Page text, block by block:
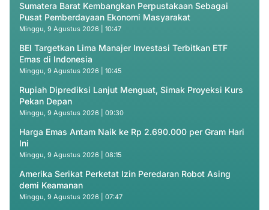
Sumatera Barat Kembangkan Perpustakaan Sebagai
Pusat Pemberdayaan Ekonomi Masyarakat
Minggu, 9 Agustus 2026 | 10:47
BEI Targetkan Lima Manajer Investasi Terbitkan ETF
Emas di Indonesia
Minggu, 9 Agustus 2026 | 10:45
Rupiah Diprediksi Lanjut Menguat, Simak Proyeksi Kurs
Pekan Depan
Minggu, 9 Agustus 2026 | 09:30
Harga Emas Antam Naik ke Rp 2.690.000 per Gram Hari
Ini
Minggu, 9 Agustus 2026 | 08:15
Amerika Serikat Perketat Izin Peredaran Robot Asing
demi Keamanan
Minggu, 9 Agustus 2026 | 07:47